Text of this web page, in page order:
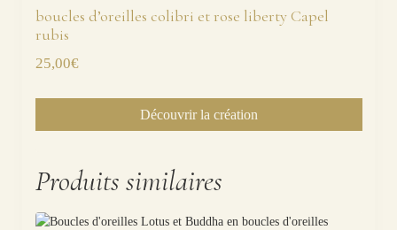
boucles d’oreilles colibri et rose liberty Capel
rubis
25,00€
Découvrir la création
Produits similaires